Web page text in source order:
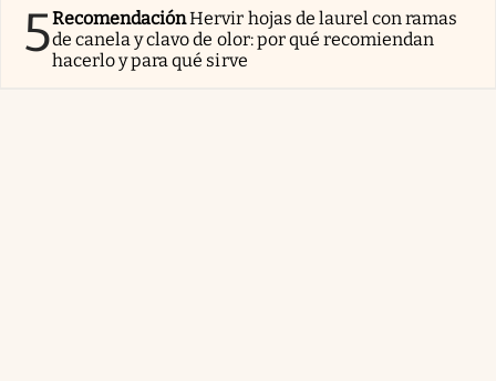
5RecomendaciónHervir hojas de laurel con ramas
de canela y clavo de olor: por qué recomiendan
hacerlo y para qué sirve